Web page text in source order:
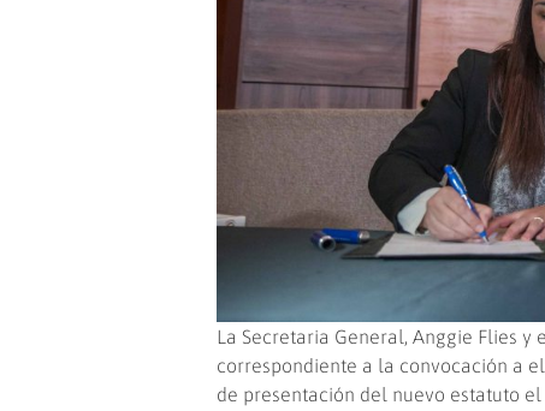
La Secretaria General, Anggie Flies
correspondiente a la convocación a
de presentación del nuevo estatuto